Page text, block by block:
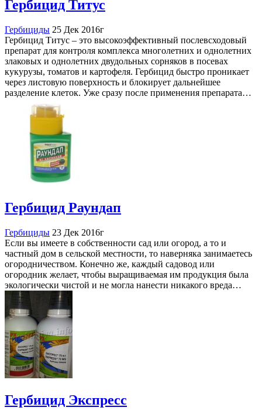
Гербицид Титус
Гербициды 25 Дек 2016г
Гербицид Титус – это высокоэффективный послевсходовый
препарат для контроля комплекса многолетних и однолетних
злаковых и однолетних двудольных сорняков в посевах
кукурузы, томатов и картофеля. Гербицид быстро проникает
через листовую поверхность и блокирует дальнейшее
разделение клеток. Уже сразу после применения препарата…
Гербицид Раундап
Гербициды 23 Дек 2016г
Если вы имеете в собственности сад или огород, а то и
частный дом в сельской местности, то наверняка занимаетесь
огородничеством. Конечно же, каждый садовод или
огородник желает, чтобы выращиваемая им продукция была
экологически чистой и не могла нанести никакого вреда…
Гербицид Экспресс